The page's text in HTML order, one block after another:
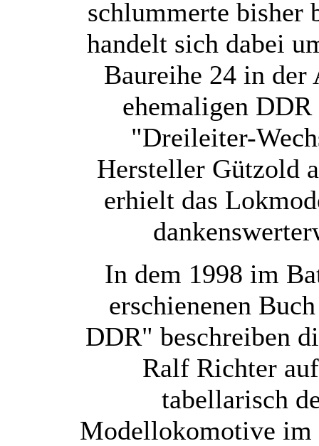
schlummerte bisher
handelt sich dabei
Baureihe 24 in der
ehemaligen
"Dreileiter-
Hersteller Gützold
erhielt das
In dem 1998 im
erschienenen
DDR" beschreiben
Ralf Richter
tabellarisch
Modellokomotive im